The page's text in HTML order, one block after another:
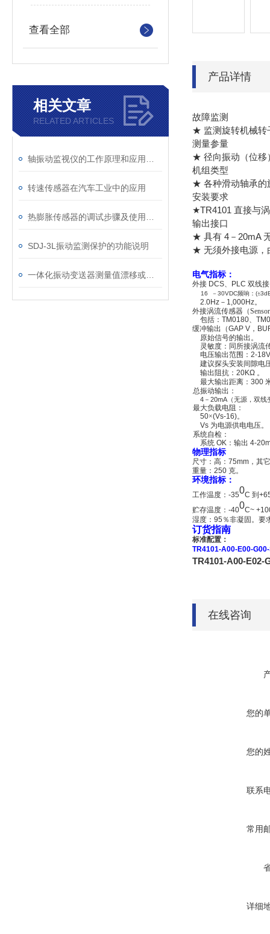
查看全部
相关文章
RELATED ARTICLES
转速传感器在汽车工业中的应用
SDJ-3L振动监测保护的功能说明
产品详情
故障监测
★ 监测旋转机械转
测量参量
★ 径向振动（位移
机组类型
★ 各种滑动轴承的
安装要求
★TR4101 直接与
输出接口
★ 具有 4－20mA
★ 无须外接电源，
电气指标：
外接 DCS、 PLC 双线
16 － 30VDC频响： (±
2.0Hz － 1,000Hz。
外接涡流传感器（Sensor
包括： TM0180、
缓冲输出（GAP V ，
原始信号的输出。
灵敏度：同所接涡流
电压输出范围： 2-18V
建议探头安装间隙电
输出阻抗： 20KΩ 。
最大输出距离： 300
总振动输出：
4 － 20mA （无源，双
最大负载电阻：
50×(Vs-16)。
Vs 为电源供电电压。
系统自检：
系统 OK ：输出 4-
物理指标
尺寸：高： 75mm ，其
重量： 250 克。
环境指标：
工作温度： -350C 到
贮存温度： -400C~
湿度： 95 ％非凝固。要
订货指南
标准配置：
TR4101-A00-E00-
TR4101-A00-E02-
在线咨询
您的
您的
联系
常用
详细